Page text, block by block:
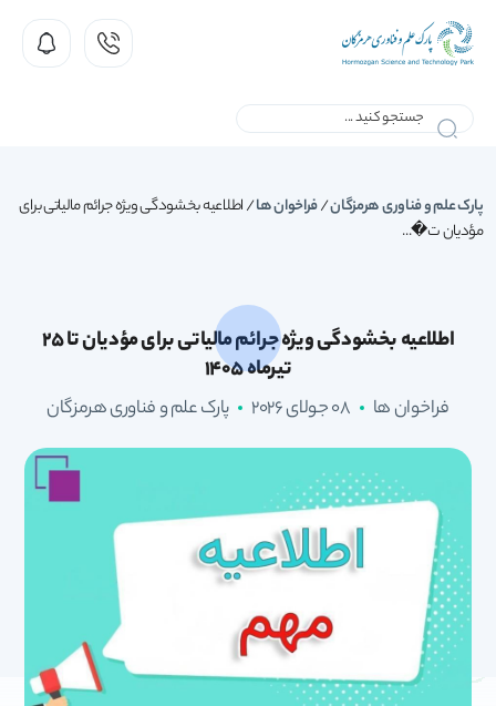
پارک علم و فناوری هرمزگان/فراخوان ها/اطلاعیه بخشودگی ویژه جرائم مالیاتی برای
مؤدیان ت�...
اطلاعیه بخشودگی ویژه جرائم مالیاتی برای مؤدیان تا ۲۵
تیرماه ۱۴۰۵
فراخوان ها 08 جولای 2026 پارک علم و فناوری هرمزگان